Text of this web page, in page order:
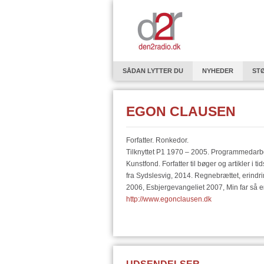
SÅDAN LYTTER DU NYHEDER
EUROPAPROFILEN - OM INDVANDRERE
GODT NYTÅR HØRELSE
MICHAEL FALCH - EN ROCKPOET
EN VERDEN AF BYSTATER SOPHIA –
TAGE BAUMANN OG DEN TYSKE
FØDEVAREPRODUKTIONENS NATUR OG
INSPIRERENDE OVERGANGE TIL DEN 3.
EGON CLAUSEN
Forfatter. Ronkedor.
Tilknyttet P1 1970 – 2005.
Kunstfond. Forfatter til bøger og artikler i
fra Sydslesvig, 2014. Regnebrættet,
2006, Esbjergevangeliet 2007, Min far så
http://www.egonclausen.dk